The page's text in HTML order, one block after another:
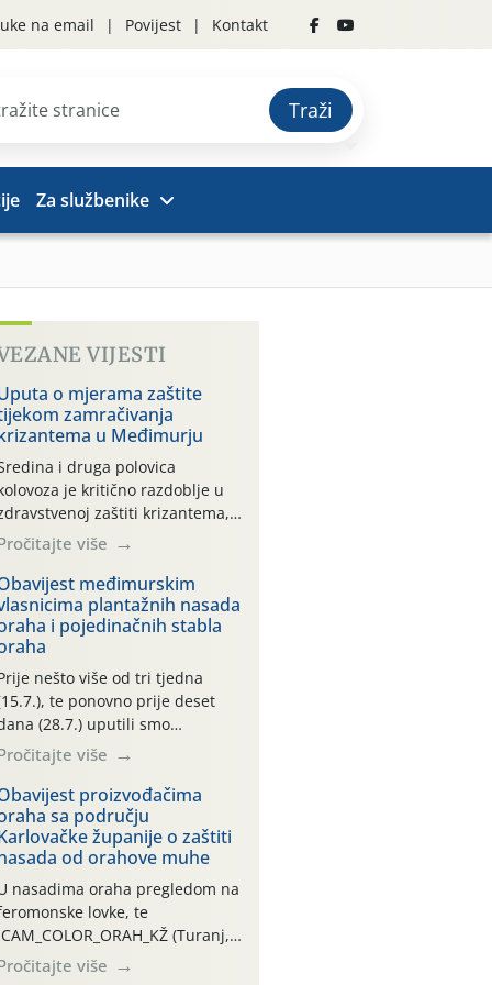
na email Povijest Kontakt
Traži
Za službenike
VIJESTI
o mjerama zaštite
zamračivanja
u Međimurju
i druga polovica
je kritično razdoblje u
zaštiti krizantema,
prije zamračivanja u proteklom
smo mjesecu tri puta upućivali
o preventivnim
zaštite krizantema od
uzročnika bolesti,
i fito-fagnih grinja (23.7.,
06.7.)! Na početku ovog
je zabilježeno je
i ekstremno vruće
razdoblje, uz
temperature […]
više
međimurskim
plantažnih nasada
i pojedinačnih stabla
nešto više od tri tjedna
te ponovno prije deset
(28.7.) uputili smo
vlasnicima plantažnih
nasada oraha i pojedinačnih
o početku leta i
potrebi usmjerenog
orahove muhe
completa)! Već
dana traje drugi
“toplinski udar”, koji
naročito izražen zadnja šest
(31.7.-05.8.), jer najviše
zraka svakodnevno
više
proizvođačima
sa području
županije o zaštiti
od orahove muhe
nasadima oraha pregledom na
lovke, te
CAM_COLOR_ORAH_KŽ (Turanj,
zabilježena je mala
više